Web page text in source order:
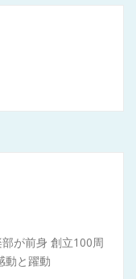
が前身 創立100周
動と躍動